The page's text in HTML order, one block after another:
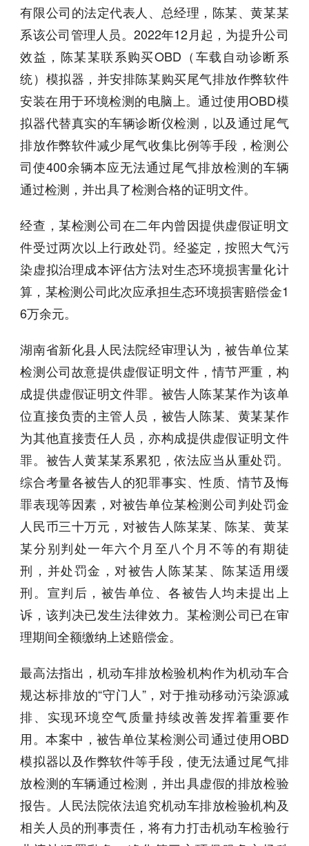
有限公司的法定代表人、总经理，陈某、黄某某
系该公司管理人员。2022年12月起，为提升公司
效益，陈某某联系购买OBD（车载自动诊断系
统）模拟器，并安排陈某购买尾气排放作弊软件
安装在用于环境检测的电脑上。通过使用OBD模
拟器代替真实的车辆诊断仪检测，以及通过尾气
排放作弊软件减少尾气收集比例等手段，检测公
司使400余辆本应无法通过尾气排放检测的车辆
通过检测，并出具了检测合格的证明文件。
经查，某检测公司在二年内曾因提供虚假证明文
件受过两次以上行政处罚。经鉴定，按照大气污
染虚拟治理成本评估方法对生态环境损害量化计
算，某检测公司此次应承担生态环境损害赔偿金1
6万余元。
湖南省新化县人民法院经审理认为，被告单位某
检测公司故意提供虚假证明文件，情节严重，构
成提供虚假证明文件罪。被告人陈某某作为该单
位直接负责的主管人员，被告人陈某、黄某某作
为其他直接责任人员，亦构成提供虚假证明文件
罪。被告人黄某某系累犯，依法应当从重处罚。
综合考量各被告人的犯罪事实、性质、情节及悔
罪表现等因素，对被告单位某检测公司判处罚金
人民币三十万元，对被告人陈某某、陈某、黄某
某分别判处一年六个月至八个月不等的有期徒
刑，并处罚金，对被告人陈某某、陈某适用缓
刑。宣判后，被告单位、各被告人均未提出上
诉，该判决已发生法律效力。某检测公司已在审
理期间全额缴纳上述赔偿金。
最高法指出，机动车排放检验机构作为机动车合
规达标排放的“守门人”，对于推动移动污染源减
排、实现环境空气质量持续改善发挥着重要作
用。本案中，被告单位某检测公司通过使用OBD
模拟器以及作弊软件等手段，使无法通过尾气排
放检测的车辆通过检测，并出具虚假的排放检验
报告。人民法院依法追究机动车排放检验机构及
相关人员的刑事责任，将有力打击机动车检验行